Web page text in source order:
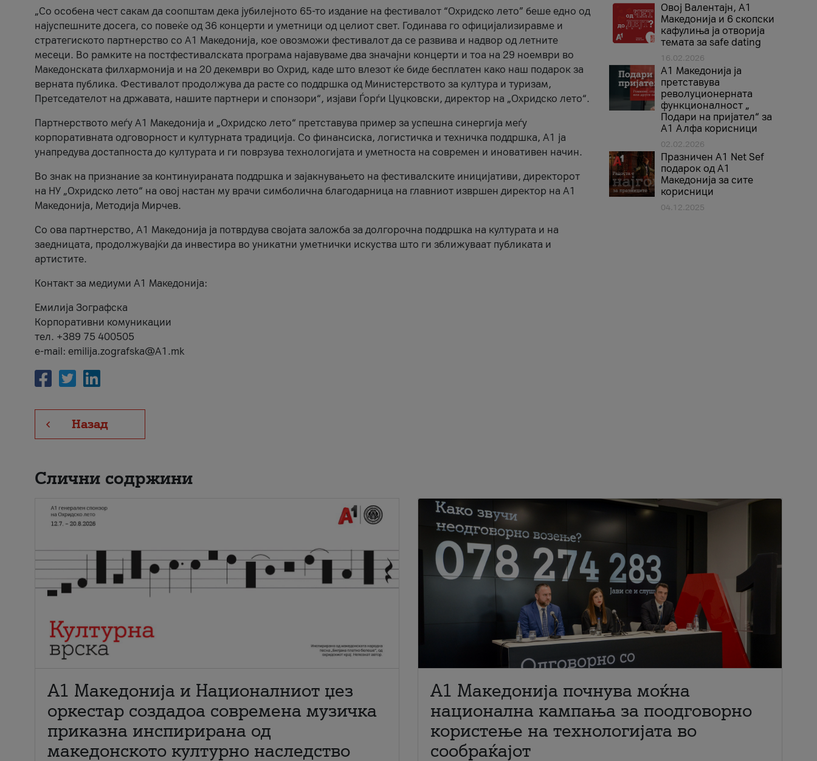
„Со особена чест сакам да соопштам дека јубилејното 65-то издание на фестивалот “Охридско лето” беше едно од
најуспешните досега, со повеќе од 36 концерти и уметници од целиот свет. Годинава го официјализиравме и
стратегиското партнерство со А1 Македонија, кое овозможи фестивалот да се развива и надвор од летните
месеци. Во рамките на постфестивалската програма најавуваме два значајни концерти и тоа на 29 ноември во
Македонската филхармонија и на 20 декември во Охрид, каде што влезот ќе биде бесплатен како наш подарок за
верната публика. Фестивалот продолжува да расте со поддршка од Министерството за култура и туризам,
Претседателот на државата, нашите партнери и спонзори“, изјави Ѓорѓи Цуцковски, директор на „Охридско лето“.
Партнерството меѓу A1 Македонија и „Охридско лето“ претставува пример за успешна синергија меѓу
корпоративната одговорност и културната традиција. Со финансиска, логистичка и техничка поддршка, A1 ја
унапредува достапноста до културата и ги поврзува технологијата и уметноста на современ и иновативен начин.
Во знак на признание за континуираната поддршка и зајакнувањето на фестивалските иницијативи, директорот
на НУ „Охридско лето“ на овој настан му врачи симболична благодарница на главниот извршен директор на A1
Македонија, Методија Мирчев.
Со ова партнерство, A1 Македонија ја потврдува својата заложба за долгорочна поддршка на културата и на
заедницата, продолжувајќи да инвестира во уникатни уметнички искуства што ги зближуваат публиката и
артистите.
Контакт за медиуми А1 Македонија:
Емилија Зографска
Корпоративни комуникации
тел. +389 75 400505
e-mail: emilija.zografska@A1.mk
Назад
Овој Валентајн, A1
Македонија и 6 скопски
кафулиња ја отворија
темата за safe dating
16.02.2026
А1 Македонија ја
претставува
револуционерната
функционалност „
Подари на пријател“ за
А1 Алфа корисници
02.02.2026
Празничен A1 Net Sеf
подарок од А1
Македонија за сите
корисници
04.12.2025
Слични содржини
А1 Македонија и Националниот џез
оркестар создадоа современа музичка
приказна инспирирана од
македонското културно наследство
A1 Македонија почнува моќна
национална кампања за поодговорно
користење на технологијата во
сообраќајот